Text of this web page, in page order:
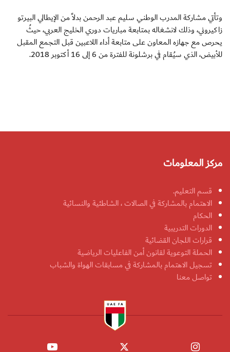
وتأتي مشاركة المدرب الوطني سليم عبد الرحمن بدلاً من الإيطالي البيرتو
زاكيروني، وذلك لانشغاله بمتابعة مباريات دوري الخليج العربي، حيثُ
يحرص مع جهازه المعاون على متابعة أداء اللاعبين قبل التجمع المقبل
للأبيض، الذي سيُقام في برشلونة للفترة من 6 إلى 16 أكتوبر 2018.
مركز المعلومات
قسم التعليم.
الاهتمام بالمشاركة في الصالات ، الشاطئية والنسائية
الحكام
الدورات التدريبية
قرارات اللجان القضائية
الحملة التوعوية لقانون أمن الفاعليات الرياضية
تسجيل الاهتمام بالمشاركة في مسابقات الهواة والشباب
تواصل معنا